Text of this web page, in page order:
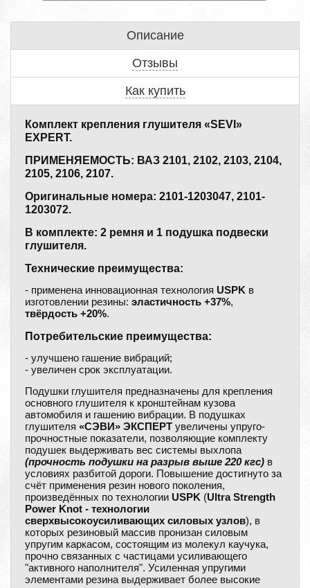
Описание
Отзывы
Как купить
Комплект крепления глушителя «SEVI»
EXPERT.
ПРИМЕНЯЕМОСТЬ: ВАЗ 2101, 2102, 2103, 2104,
2105, 2106, 2107.
Оригинальные номера: 2101-1203047, 2101-
1203072.
В комплекте: 2 ремня и 1 подушка подвески
глушителя.
Технические преимущества:
- применена инновационная технология USPK в
изготовлении резины: эластичность +37%,
твёрдость +20%.
Потребительские преимущества:
- улучшено гашение вибраций;
- увеличен срок эксплуатации.
Подушки глушителя предназначены для крепления
основного глушителя к кронштейнам кузова
автомобиля и гашению вибрации. В подушках
глушителя «СЭВИ» ЭКСПЕРТ увеличены упруго-
прочностные показатели, позволяющие комплекту
подушек выдерживать вес системы выхлопа
(прочность подушки на разрыв выше 220 кгс) в
условиях разбитой дороги. Повышение достигнуто за
счёт применения резин нового поколения,
произведённых по технологии USPK (Ultra Strength
Power Knot - технологии
сверхвысокоусиливающих силовых узлов), в
которых резиновый массив пронизан силовым
упругим каркасом, состоящим из молекул каучука,
прочно связанных с частицами усиливающего
"активного наполнителя". Усиленная упругими
элементами резина выдерживает более высокие